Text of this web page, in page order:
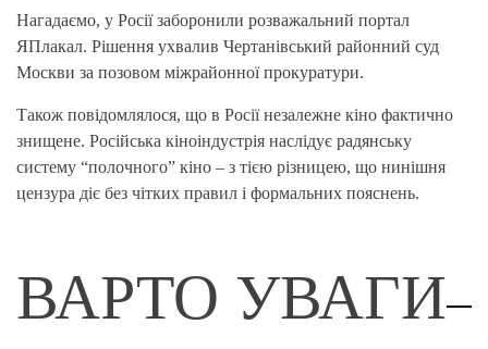
Нагадаємо, у Росії заборонили розважальний портал
ЯПлакал. Рішення ухвалив Чертанівський районний суд
Москви за позовом міжрайонної прокуратури.
Також повідомлялося, що в Росії незалежне кіно фактично
знищене. Російська кіноіндустрія наслідує радянську
систему “полочного” кіно – з тією різницею, що нинішня
цензура діє без чітких правил і формальних пояснень.
ВАРТО УВАГИ